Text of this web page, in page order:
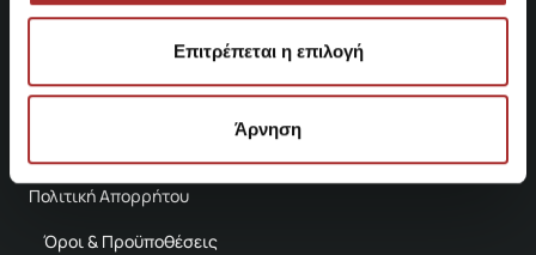
Επιτρέπεται η επιλογή
Άρνηση
Βρείτε μας στο χάρτη
Πολιτική Απορρήτου
Όροι & Προϋποθέσεις